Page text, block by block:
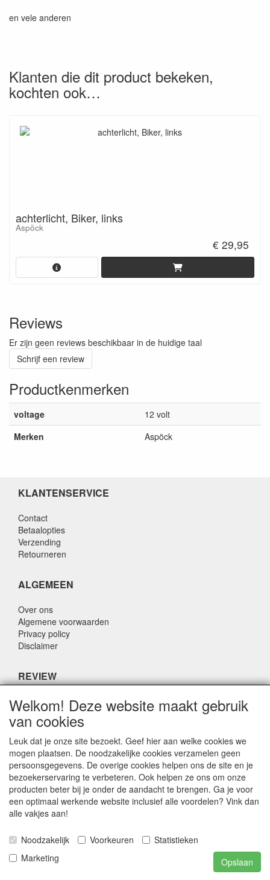
en vele anderen
Klanten die dit product bekeken,
kochten ook…
achterlicht, Biker, links
Aspöck
€ 29,95
Reviews
Er zijn geen reviews beschikbaar in de huidige taal
Schrijf een review
Productkenmerken
voltage
12 volt
Merken
Aspöck
KLANTENSERVICE
Contact
Betaalopties
Verzending
Retourneren
ALGEMEEN
Over ons
Algemene voorwaarden
Privacy policy
Disclaimer
REVIEW
Wat zeggen anderen over ons?
Klanten waarderen onze service, prijs en snelheid met een
gemiddeld cijfer van 8,9 (Q1 kwaliteitsrapport 2019)
CONTACTGEGEVENS
Adriaen Banckertstraat 6
3115 JE SCHIEDAM
E-mail: info@otoparts.nl
Telefoon: 085 - 0824330
Welkom! Deze website maakt gebruik
van cookies
Leuk dat je onze site bezoekt. Geef hier aan welke cookies we
mogen plaatsen. De noodzakelijke cookies verzamelen geen
persoonsgegevens. De overige cookies helpen ons de site en je
bezoekerservaring te verbeteren. Ook helpen ze ons om onze
producten beter bij je onder de aandacht te brengen. Ga je voor
een optimaal werkende website inclusief alle voordelen? Vink dan
alle vakjes aan!
Noodzakelijk Voorkeuren
Statistieken
Marketing
Opslaan